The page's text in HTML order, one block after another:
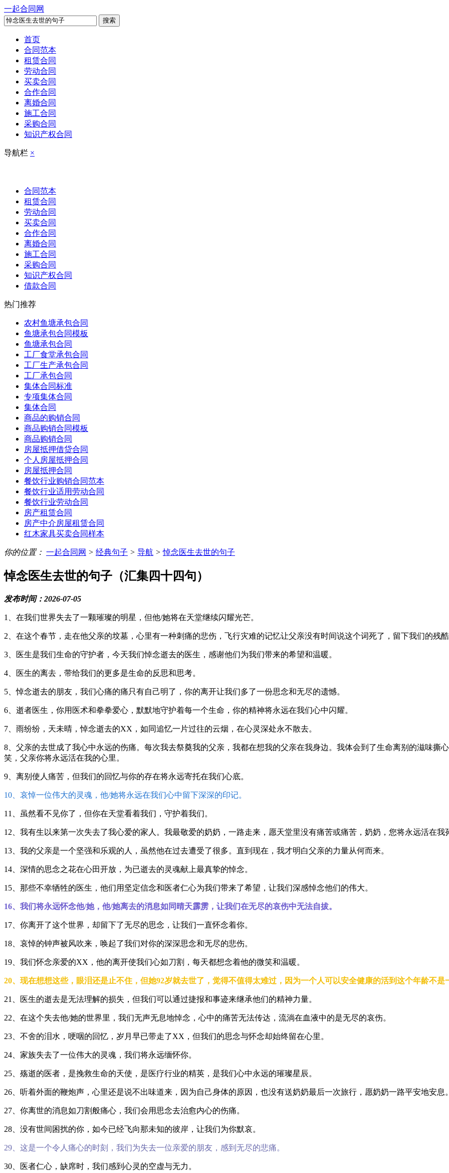
一起合同网
搜索
首页
合同范本
租赁合同
劳动合同
买卖合同
合作合同
离婚合同
施工合同
采购合同
知识产权合同
导航栏 ×
合同范本
租赁合同
劳动合同
买卖合同
合作合同
离婚合同
施工合同
采购合同
知识产权合同
借款合同
热门推荐
农村鱼塘承包合同
鱼塘承包合同模板
鱼塘承包合同
工厂食堂承包合同
工厂生产承包合同
工厂承包合同
集体合同标准
专项集体合同
集体合同
商品的购销合同
商品购销合同模板
商品购销合同
房屋抵押借贷合同
个人房屋抵押合同
房屋抵押合同
餐饮行业购销合同范本
餐饮行业适用劳动合同
餐饮行业劳动合同
房产租赁合同
房产中介房屋租赁合同
红木家具买卖合同样本
你的位置： 一起合同网 > 经典句子 > 导航 > 悼念医生去世的句子
悼念医生去世的句子（汇集四十四句）
发布时间：2026-07-05
1、在我们世界失去了一颗璀璨的明星，但他/她将在天堂继续闪耀光芒。
2、在这个春节，走在他父亲的坟墓，心里有一种刺痛的悲伤，飞行灾难的记忆让父亲没有时间说这个词死了，留下我们的残
3、医生是我们生命的守护者，今天我们悼念逝去的医生，感谢他们为我们带来的希望和温暖。
4、医生的离去，带给我们的更多是生命的反思和思考。
5、悼念逝去的朋友，我们心痛的痛只有自己明了，你的离开让我们多了一份思念和无尽的遗憾。
6、逝者医生，你用医术和拳拳爱心，默默地守护着每一个生命，你的精神将永远在我们心中闪耀。
7、雨纷纷，天未晴，悼念逝去的XX，如同追忆一片过往的云烟，在心灵深处永不散去。
8、父亲的去世成了我心中永远的伤痛。每次我去祭奠我的父亲，我都在想我的父亲在我身边。我体会到了生命离别的滋味撕
笑，父亲你将永远活在我的心里。
9、离别使人痛苦，但我们的回忆与你的存在将永远寄托在我们心底。
10、哀悼一位伟大的灵魂，他/她将永远在我们心中留下深深的印记。
11、虽然看不见你了，但你在天堂看着我们，守护着我们。
12、我有生以来第一次失去了我心爱的家人。我最敬爱的奶奶，一路走来，愿天堂里没有痛苦或痛苦，奶奶，您将永远活在我
13、我的父亲是一个坚强和乐观的人，虽然他在过去遭受了很多。直到现在，我才明白父亲的力量从何而来。
14、深情的思念之花在心田开放，为已逝去的灵魂献上最真挚的悼念。
15、那些不幸牺牲的医生，他们用坚定信念和医者仁心为我们带来了希望，让我们深感悼念他们的伟大。
16、我们将永远怀念他/她，他/她离去的消息如同晴天霹雳，让我们在无尽的哀伤中无法自拔。
17、你离开了这个世界，却留下了无尽的思念，让我们一直怀念着你。
18、哀悼的钟声被风吹来，唤起了我们对你的深深思念和无尽的悲伤。
19、我们怀念亲爱的XX，他的离开使我们心如刀割，每天都想念着他的微笑和温暖。
20、现在想想这些，眼泪还是止不住，但她92岁就去世了，觉得不值得太难过，因为一个人可以安全健康的活到这个年龄不是
21、医生的逝去是无法理解的损失，但我们可以通过捷报和事迹来继承他们的精神力量。
22、在这个失去他/她的世界里，我们无声无息地悼念，心中的痛苦无法传达，流淌在血液中的是无尽的哀伤。
23、不舍的泪水，哽咽的回忆，岁月早已带走了XX，但我们的思念与怀念却始终留在心里。
24、家族失去了一位伟大的灵魂，我们将永远缅怀你。
25、殇逝的医者，是挽救生命的天使，是医疗行业的精英，是我们心中永远的璀璨星辰。
26、听着外面的鞭炮声，心里还是说不出味道来，因为自己身体的原因，也没有送奶奶最后一次旅行，愿奶奶一路平安地安息。
27、你离世的消息如刀割般痛心，我们会用思念去治愈内心的伤痛。
28、没有世间困扰的你，如今已经飞向那未知的彼岸，让我们为你默哀。
29、这是一个令人痛心的时刻，我们为失去一位亲爱的朋友，感到无尽的悲痛。
30、医者仁心，缺席时，我们感到心灵的空虚与无力。